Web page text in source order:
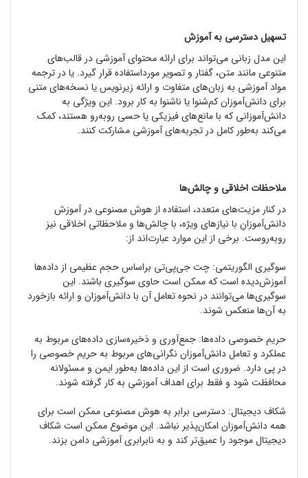
تسهیل دسترسی به آموزش
این مدل زبانی می‌تواند برای ارائه محتوای آموزشی در قالب‌های
متنوعی مانند متن، گفتار و تصویر مورداستفاده قرار گیرد. یا در ترجمه
مواد آموزشی به زبان‌های متفاوت و ارائه زیرنویس یا نسخه‌های متنی
برای دانش‌آموزان کم‌شنوا یا ناشنوا به کار برود. این ویژگی به
دانش‌آموزانی که با مانع‌های فیزیکی یا حسی روبه‌رو هستند، کمک
می‌کند به‌طور کامل در تجربه‌های آموزشی مشارکت کنند.
ملاحظات اخلاقی و چالش‌ها
در کنار مزیت‌های متعدد، استفاده از هوش مصنوعی در آموزش
دانش‌آموزانِ با نیازهای ویژه، با چالش‌ها و ملاحظاتی اخلاقی نیز
روبه‌روست. برخی از این موارد عبارت‌اند از:
سوگیری الگوریتمی: چت ‌جی‌پی‌تی براساس حجم عظیمی از داده‌ها
آموزش‌دیده است که ممکن است حاوی سوگیری باشند. این
سوگیری‌ها می‌توانند در نحوه تعامل آن با دانش‌آموزان و ارائه بازخورد
به آن‌ها منعکس شوند.
حریم خصوصی داده‌ها: جمع‌آوری و ذخیره‌سازی داده‌های مربوط به
عملکرد و تعامل دانش‌آموزان نگرانی‌های مربوط به حریم خصوصی را
در پی دارد. ضروری است از این داده‌ها به‌طور ایمن و مسئولانه
محافظت شود و فقط برای اهداف آموزشی به کار گرفته شوند.
شکاف دیجیتال: دسترسی برابر به هوش مصنوعی ممکن است برای
همه دانش‌آموزان امکان‌پذیر نباشد. این موضوع ممکن است شکاف
دیجیتال موجود را عمیق‌تر کند و به نابرابری آموزشی دامن بزند.